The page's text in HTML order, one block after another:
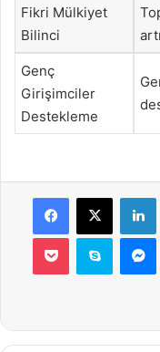
Fikri Mülkiyet
Bilinci
Genç
Girişimciler
Destekleme
Facebook
X
Pocket Skype